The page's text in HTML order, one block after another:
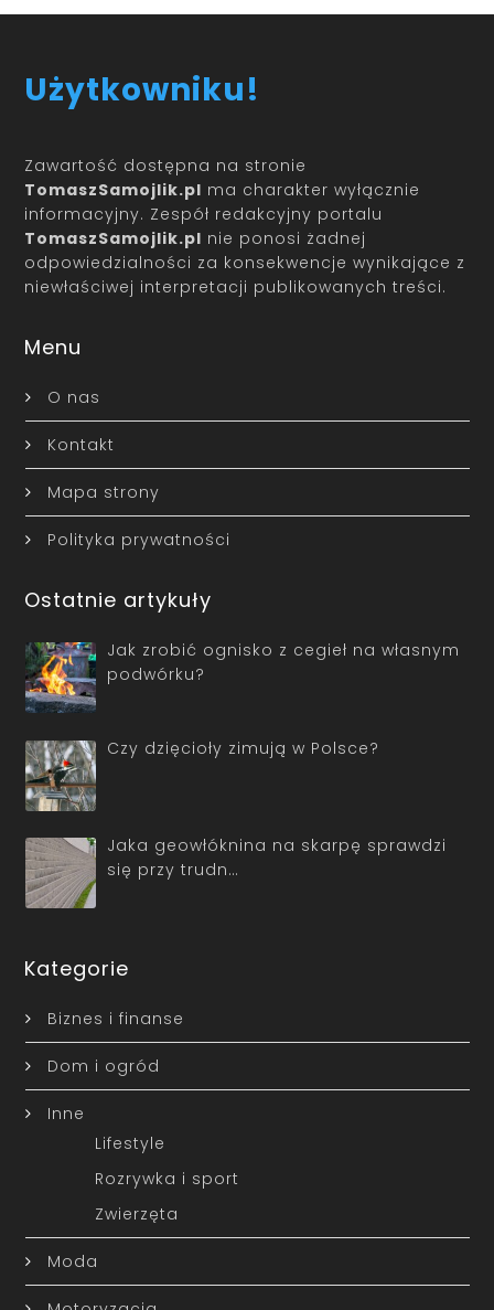
Użytkowniku!
Zawartość dostępna na stronie
TomaszSamojlik.pl ma charakter wyłącznie
informacyjny. Zespół redakcyjny portalu
TomaszSamojlik.pl nie ponosi żadnej
odpowiedzialności za konsekwencje wynikające z
niewłaściwej interpretacji publikowanych treści.
Menu
O nas
Kontakt
Mapa strony
Polityka prywatności
Ostatnie artykuły
Jak zrobić ognisko z cegieł na własnym
podwórku?
Czy dzięcioły zimują w Polsce?
Jaka geowłóknina na skarpę sprawdzi
się przy trudn…
Kategorie
Biznes i finanse
Dom i ogród
Inne
Lifestyle
Rozrywka i sport
Zwierzęta
Moda